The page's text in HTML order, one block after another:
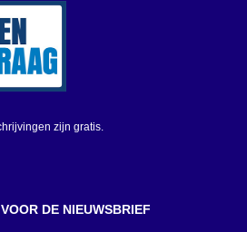
zijn gratis.
DE NIEUWSBRIEF